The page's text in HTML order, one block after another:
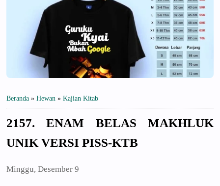
Beranda » Hewan » Kajian Kitab
2157. ENAM BELAS MAKHLUK
UNIK VERSI PISS-KTB
Minggu, Desember 9